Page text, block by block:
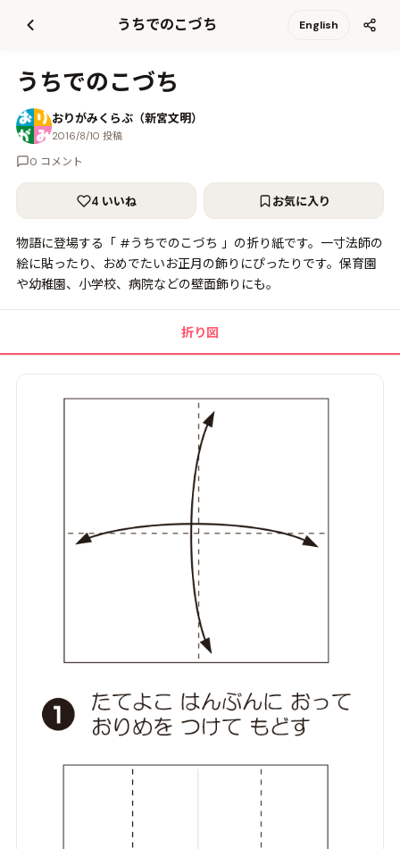
うちでのこづち English
うちでのこづち
おりがみくらぶ（新宮文明）
2016/8/10 投稿
0 コメント
4 いいね お気に入り
物語に登場する「 #うちでのこづち 」の折り紙です。一寸法師の
絵に貼ったり、おめでたいお正月の飾りにぴったりです。保育園
や幼稚園、小学校、病院などの壁面飾りにも。
折り図